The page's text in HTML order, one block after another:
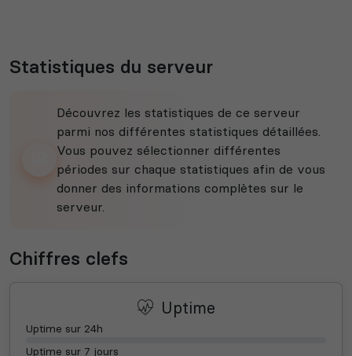
Statistiques du serveur
Découvrez les statistiques de ce serveur
parmi nos différentes statistiques détaillées.
Vous pouvez sélectionner différentes
périodes sur chaque statistiques afin de vous
donner des informations complètes sur le
serveur.
Chiffres clefs
Uptime
Uptime sur 24h
Uptime sur 7 jours